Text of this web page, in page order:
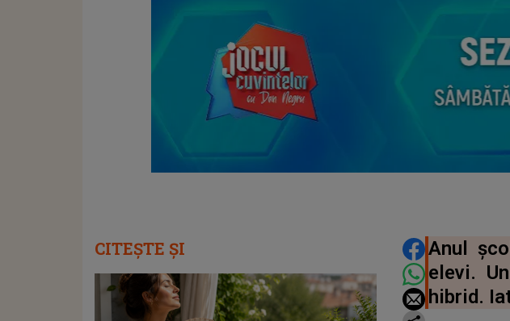
DISTRIBUIE
Anul
elevi.
hibrid.
CITEȘTE ȘI